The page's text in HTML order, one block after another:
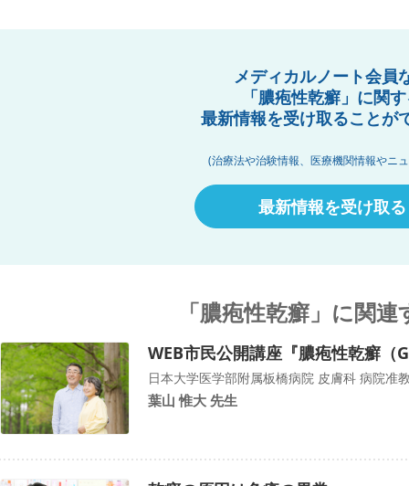
メディカルノート会員
「膿疱性乾癬」に関
最新情報を受け取ることが
(治療法や治験情報、医療機関情報やニ
最新情報を受け取る
「膿疱性乾癬」に関
WEB市民公開講座『膿疱性乾癬（
日本大学医学部附属板橋病院 皮膚科 病院准
葉山 惟大 先生